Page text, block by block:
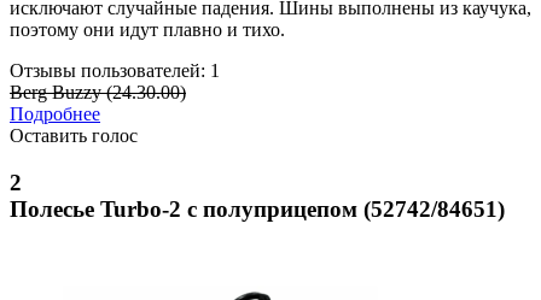
исключают случайные падения. Шины выполнены из каучука,
поэтому они идут плавно и тихо.
Отзывы пользователей: 1
Berg Buzzy (24.30.00)
Подробнее
Оставить голос
2
Полесье Turbo-2 с полуприцепом (52742/84651)